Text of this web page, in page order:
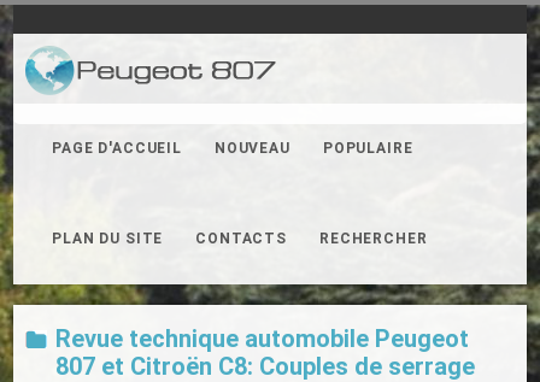
PAGE D'ACCUEIL NOUVEAU POPULAIRE
PLAN DU SITE CONTACTS RECHERCHER
Revue technique automobile Peugeot
807 et Citroën C8: Couples de serrage